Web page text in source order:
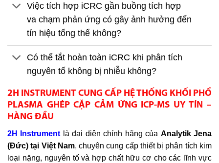
Việc tích hợp iCRC gần buồng tích hợp
va chạm phản ứng có gây ảnh hưởng đến
tín hiệu tổng thể không?
Có thể tắt hoàn toàn iCRC khi phân tích
nguyên tố không bị nhiễu không?
2H INSTRUMENT CUNG CẤP HỆ THỐNG KHỐI PHỔ
PLASMA GHÉP CẶP CẢM ỨNG ICP-MS UY TÍN –
HÀNG ĐẦU
2H Instrument là đại diện chính hãng của Analytik Jena
(Đức) tại Việt Nam, chuyên cung cấp thiết bị phân tích kim
loại nặng, nguyên tố và hợp chất hữu cơ cho các lĩnh vực